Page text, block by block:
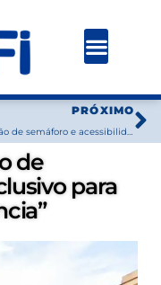
PRÓXIMO
Instalação de semáforo e acessibilidade na travessia
de
para